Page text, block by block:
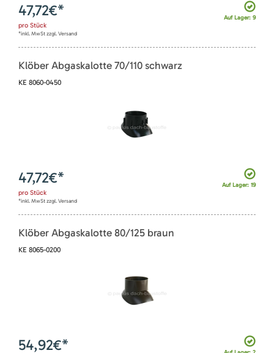
Auf Lager: 9
47,72€*
pro Stück
*inkl. MwSt zzgl. Versand
Klöber Abgaskalotte 70/110 schwarz
KE 8060-0450
Auf Lager: 19
47,72€*
pro Stück
*inkl. MwSt zzgl. Versand
Klöber Abgaskalotte 80/125 braun
KE 8065-0200
54,92€*